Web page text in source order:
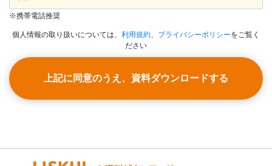
※携帯電話推奨
個人情報の取り扱いについては、 利用規約、 プライバシーポリシーをご覧く
ださい
上記に同意のうえ、資料ダウンロードする